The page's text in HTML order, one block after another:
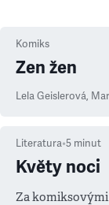
Komiks
Zen žen
Lela Geislerová,
Literatura•5 minut
Květy noci
Za